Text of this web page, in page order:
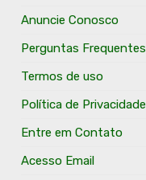
Anuncie Conosco
Perguntas Frequentes
Termos de uso
Política de Privacidade
Entre em Contato
Acesso Email